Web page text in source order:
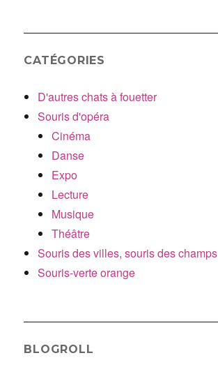
CATÉGORIES
D'autres chats à fouetter
Souris d'opéra
Cinéma
Danse
Expo
Lecture
Musique
Théâtre
Souris des villes, souris des champs
Souris-verte orange
BLOGROLL